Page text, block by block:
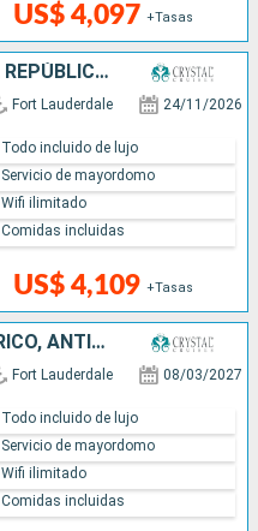
US$ 4,097 +Tasas
SANTA LUCIA, PUERTO RICO, REPÚBLICA DOMINICANA, ESTADOS UNIDOS
Fort Lauderdale 24/11/2026
US$ 4,109 +Tasas
Todo incluido de lujo
Servicio de mayordomo
Wifi ilimitado
Comidas incluidas
ESTADOS UNIDOS, PUERTO RICO, ANTIGUA Y BARBUDA, DOMINICA, FRANCIA, REPÚBLICA DOMINICANA
Fort Lauderdale 08/03/2027
Todo incluido de lujo
Servicio de mayordomo
Wifi ilimitado
Comidas incluidas